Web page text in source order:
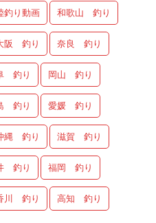
釣り動画 和歌山 釣り
阪 釣り 奈良 釣り
釣り 岡山 釣り
釣り 愛媛 釣り
縄 釣り 滋賀 釣り
釣り 福岡 釣り
川 釣り 高知 釣り